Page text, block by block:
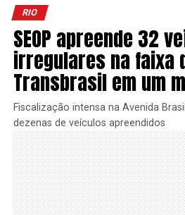
RIO
SEOP apreende 32
irregulares na faixa
Transbrasil em um
Fiscalização intensa na Avenida
dezenas de veículos apreendidos